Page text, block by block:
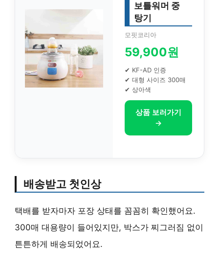
보틀워머 중
탕기
모핏코리아
59,900원
✔ KF-AD 인증
✔ 대형 사이즈 300매
✔ 상아색
상품 보러가기
→
배송받고 첫인상
택배를 받자마자 포장 상태를 꼼꼼히 확인했어요.
300매 대용량이 들어있지만, 박스가 찌그러짐 없이
튼튼하게 배송되었어요.